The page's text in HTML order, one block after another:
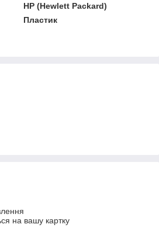
HP (Hewlett Packard)
Пластик
на вашу картку